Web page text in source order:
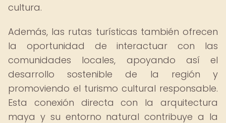
cultura.
Además, las rutas turísticas también ofrecen
la oportunidad de interactuar con las
comunidades locales, apoyando así el
desarrollo sostenible de la región y
promoviendo el turismo cultural responsable.
Esta conexión directa con la arquitectura
maya y su entorno natural contribuye a la